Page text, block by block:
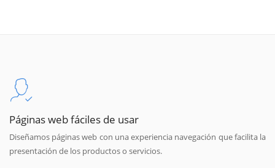
Páginas web fáciles de usar
Diseñamos páginas web con una experiencia navegación que facilita la
presentación de los productos o servicios.